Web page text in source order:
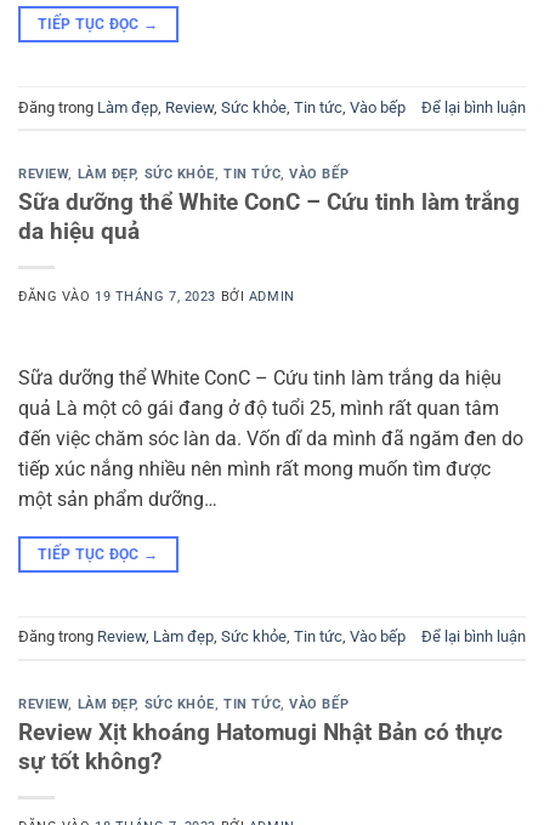
TIẾP TỤC ĐỌC →
Đăng trong Làm đẹp Review, Sức khỏe Tin tức Vào bếp Để lại bình luận
REVIEW, LÀM ĐẸP, SỨC KHỎE,TIN TỨC,VÀO BẾP
Sữa dưỡng thể White ConC – Cứu tinh làm trắng
da hiệu quả
ĐĂNG VÀO 19 THÁNG 7, 2023 BỞI ADMIN
Sữa dưỡng thể White ConC – Cứu tinh làm trắng da hiệu
quả Là một cô gái đang ở độ tuổi 25, mình rất quan tâm
đến việc chăm sóc làn da. Vốn dĩ da mình đã ngăm đen do
tiếp xúc nắng nhiều nên mình rất mong muốn tìm được
một sản phẩm dưỡng…
TIẾP TỤC ĐỌC →
Đăng trong Review, Làm đẹp, Sức khỏe, Tin tức, Vào bếp Để lại bình luận
REVIEW, LÀM ĐẸP, SỨC KHỎE,TIN TỨC,VÀO BẾP
Review Xịt khoáng Hatomugi Nhật Bản có thực
sự tốt không?